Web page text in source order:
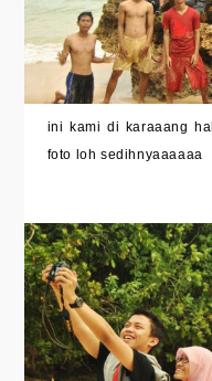
ini kami di karaaang
foto loh sedihnyaaaaaa